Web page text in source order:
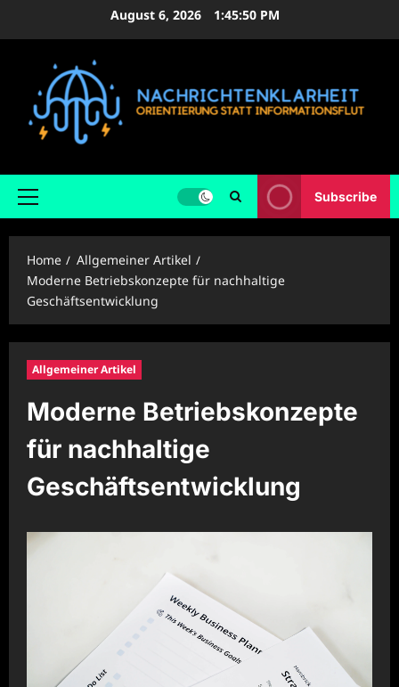
August 6, 2026 1:45:52 PM
Primary
Subscribe
Home
Allgemeiner Artikel
Moderne Betriebskonzepte für nachhaltige
Geschäftsentwicklung
Allgemeiner Artikel
Moderne Betriebskonzepte
für nachhaltige
Geschäftsentwicklung